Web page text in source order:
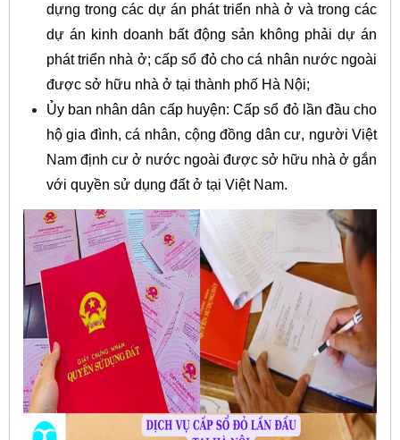
dựng trong các dự án phát triển nhà ở và trong các
dự án kinh doanh bất động sản không phải dự án
phát triển nhà ở; cấp sổ đỏ cho cá nhân nước ngoài
được sở hữu nhà ở tại thành phố Hà Nội;
Ủy ban nhân dân cấp huyện: Cấp sổ đỏ lần đầu cho
hộ gia đình, cá nhân, cộng đồng dân cư, người Việt
Nam định cư ở nước ngoài được sở hữu nhà ở gắn
với quyền sử dụng đất ở tại Việt Nam.